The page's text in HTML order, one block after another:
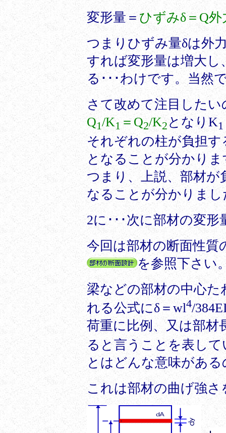
変形量＝ ひずみδ＝Q
つまりひずみ量δは外
すれば変形量は増大
る･･･わけです。当然
さて改めて注目したい
Q1/K1 ＝Q2/K2 となりK1
それぞれの柱が負担す
となることが分かりま
つまり、上説、部材が
なることが分かりまし
2に･･･次に部材の変
今回は部材の断面性
を参照下さい
梁などの部材の中心
れる公式にδ＝wl4/
荷重に比例、又は部材
ると言うことを表して
とはどんな意味があ
これは部材の曲げ強